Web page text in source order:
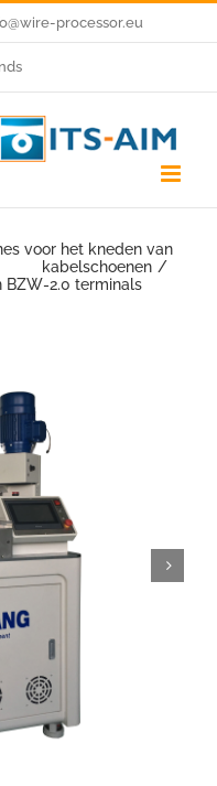
processor.eu
voor het kneden van
kabelschoenen
BZW-2.0 terminals